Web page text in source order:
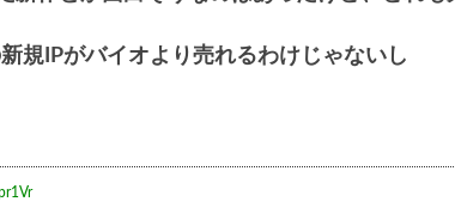
規IPがバイオより売れるわけじゃないし